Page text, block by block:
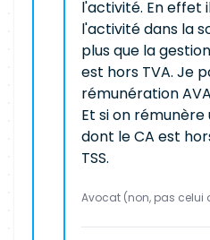
l'activité. En effet
l'activité dans la
plus que la
est hors TVA. Je
rémunération
Et si on rémunère
dont le CA est
TSS.
Avocat (non, pas celui